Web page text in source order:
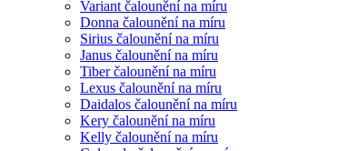
Variant čalounění na míru
Donna čalounění na míru
Sirius čalounění na míru
Janus čalounění na míru
Tiber čalounění na míru
Lexus čalounění na míru
Daidalos čalounění na míru
Kery čalounění na míru
Kelly čalounění na míru